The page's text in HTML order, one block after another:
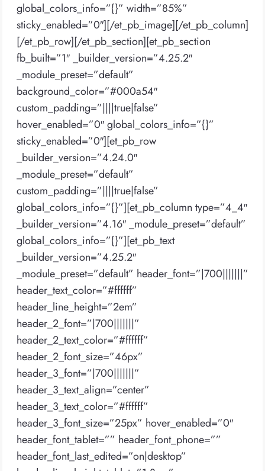
global_colors_info=”{}” width=”85%”
sticky_enabled=”0″][/et_pb_image][/et_pb_column]
[/et_pb_row][/et_pb_section][et_pb_section
fb_built=”1″ _builder_version=”4.25.2″
_module_preset=”default”
background_color=”#000a54″
custom_padding=”||||true|false”
hover_enabled=”0″ global_colors_info=”{}”
sticky_enabled=”0″][et_pb_row
_builder_version=”4.24.0″
_module_preset=”default”
custom_padding=”||||true|false”
global_colors_info=”{}”][et_pb_column type=”4_4″
_builder_version=”4.16″ _module_preset=”default”
global_colors_info=”{}”][et_pb_text
_builder_version=”4.25.2″
_module_preset=”default” header_font=”|700|||||||”
header_text_color=”#ffffff”
header_line_height=”2em”
header_2_font=”|700|||||||”
header_2_text_color=”#ffffff”
header_2_font_size=”46px”
header_3_font=”|700|||||||”
header_3_text_align=”center”
header_3_text_color=”#ffffff”
header_3_font_size=”25px” hover_enabled=”0″
header_font_tablet=”” header_font_phone=””
header_font_last_edited=”on|desktop”